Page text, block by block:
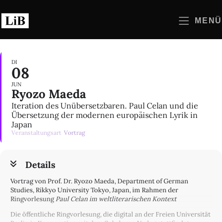
Inhalt
springen
MENÜ
DI
08
JUN
Ryozo Maeda
Iteration des Unübersetzbaren. Paul Celan und die
Übersetzung der modernen europäischen Lyrik in
Japan
Veranstaltungsart Vortrag
Details
Vortrag von Prof. Dr. Ryozo Maeda, Department of German
Studies, Rikkyo University Tokyo, Japan, im Rahmen der
RingvorlesungPaul Celan im weltliterarischen Kontext
Die öffentliche Ringvorlesung, die digital an der Freien Universität